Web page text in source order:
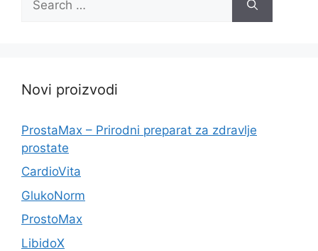
for:
Novi proizvodi
ProstaMax – Prirodni preparat za zdravlje
prostate
CardioVita
GlukoNorm
ProstoMax
LibidoX